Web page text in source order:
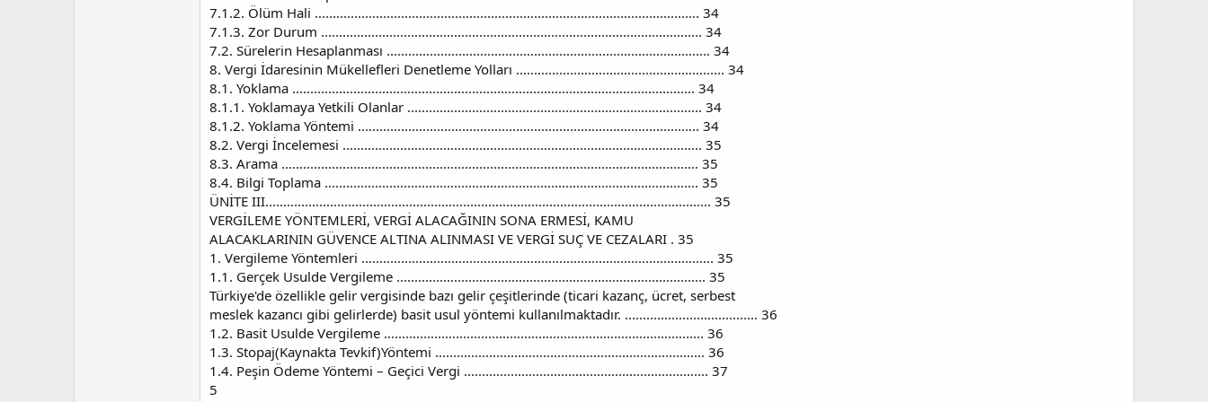
7.1.2. Ölüm Hali ........................................................................................................... 34
7.1.3. Zor Durum .......................................................................................................... 34
7.2. Sürelerin Hesaplanması .......................................................................................... 34
8. Vergi İdaresinin Mükellefleri Denetleme Yolları .......................................................... 34
8.1. Yoklama ................................................................................................................ 34
8.1.1. Yoklamaya Yetkili Olanlar .................................................................................. 34
8.1.2. Yoklama Yöntemi ............................................................................................... 34
8.2. Vergi İncelemesi .................................................................................................... 35
8.3. Arama .................................................................................................................... 35
8.4. Bilgi Toplama ........................................................................................................ 35
ÜNİTE III............................................................................................................................ 35
VERGİLEME YÖNTEMLERİ, VERGİ ALACAĞININ SONA ERMESİ, KAMU
ALACAKLARININ GÜVENCE ALTINA ALINMASI VE VERGİ SUÇ VE CEZALARI . 35
1. Vergileme Yöntemleri .................................................................................................. 35
1.1. Gerçek Usulde Vergileme ...................................................................................... 35
Türkiye'de özellikle gelir vergisinde bazı gelir çeşitlerinde (ticari kazanç, ücret, serbest
meslek kazancı gibi gelirlerde) basit usul yöntemi kullanılmaktadır. ..................................... 36
1.2. Basit Usulde Vergileme ......................................................................................... 36
1.3. Stopaj(Kaynakta Tevkif)Yöntemi ........................................................................... 36
1.4. Peşin Ödeme Yöntemi – Geçici Vergi .................................................................... 37
5